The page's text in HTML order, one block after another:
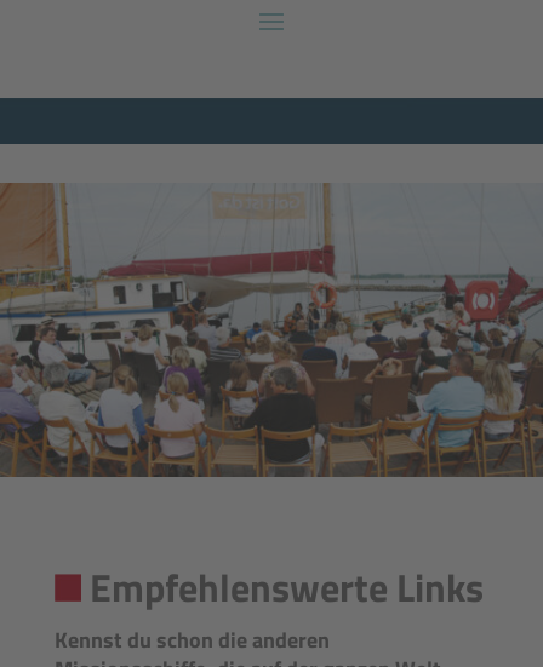
Empfehlenswerte Links
Kennst du schon die anderen